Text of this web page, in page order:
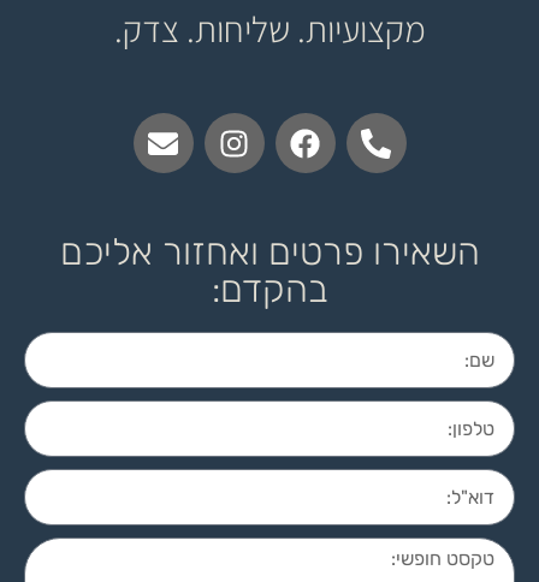
מקצועיות. שליחות. צדק.
השאירו פרטים ואחזור אליכם
בהקדם: